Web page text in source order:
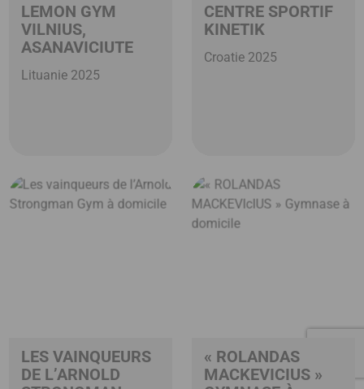
LEMON GYM
VILNIUS,
ASANAVICIUTE
Lituanie 2025
CENTRE SPORTIF
KINETIK
Croatie 2025
LES VAINQUEURS
DE L’ARNOLD
« ROLANDAS
MACKEVICIUS »